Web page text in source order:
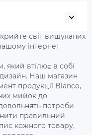
світ вишуканих
інтернет
який втілює в собі
дизайн. Наш магазин
продукції Blanco,
мийок до
потреби
правильний
кожного товару,